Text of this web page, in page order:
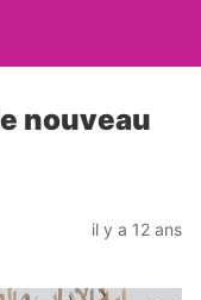
nouveau
il y a 12 ans